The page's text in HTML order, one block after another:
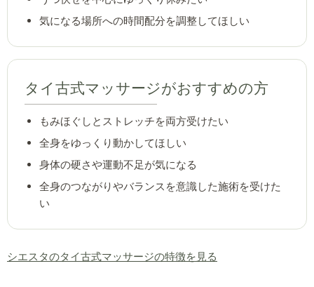
気になる場所への時間配分を調整してほしい
タイ古式マッサージがおすすめの方
もみほぐしとストレッチを両方受けたい
全身をゆっくり動かしてほしい
身体の硬さや運動不足が気になる
全身のつながりやバランスを意識した施術を受けた
い
シエスタのタイ古式マッサージの特徴を見る